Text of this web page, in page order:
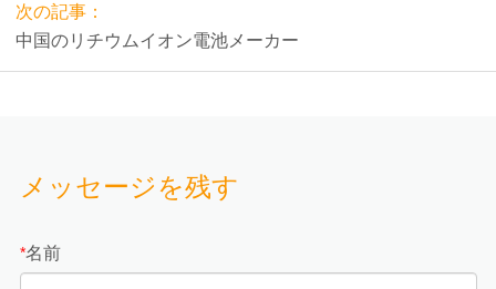
件
次の記事：
中国のリチウムイオン電池メーカー
メッセージを残す
*名前